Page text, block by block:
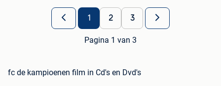
1 2 3
Pagina 1 van 3
fc de kampioenen film in Cd's en Dvd's